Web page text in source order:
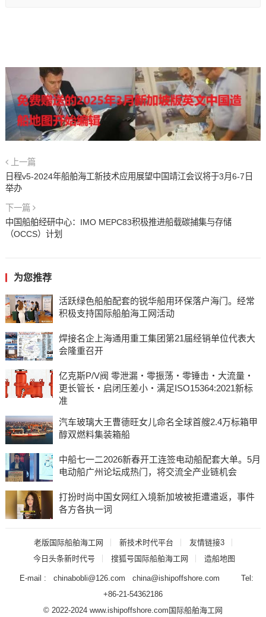
上一篇
日程v5-2024年船舶海工新技术应用展望中国靖江会议将于3月6-7日
举办
下一篇
中国船舶经研中心：IMO MEPC83积极推进船载碳捕集与存储
（OCCS）计划
为您推荐
活跃绿色船舶配套的锐华船用环保落户海门。经常
积极支持国际船舶海工网活动
焊接名企上海通用重工集团第21届经销单位代表大
会隆重召开
亿克斯P/V阀 零泄漏・零振荡・零锤击・大流量・
更长管长・启闭压差小・满足ISO15364:2021新标
准
汽车玻璃大王曹德旺女儿命名全球首艘2.4万标箱甲
醇双燃料集装箱船
中船七一二2026新春开工连签电动船配套大单。5月
电动船广州论坛成热门，将交流全产业链机会
打扮时尚中国女网红入境新加坡被拒遭遣返，事件
各方各执一词
老版国际船舶海工网 新技术时代平台
友情链接3
今日头条新时代号
搜狐号国际船舶海工网 造船地图
E-mail : chinabobli@126.com china@ishipoffshore.com Tel:
+86-21-54362186
© 2022-2024 www.ishipoffshore.com国际船舶海工网